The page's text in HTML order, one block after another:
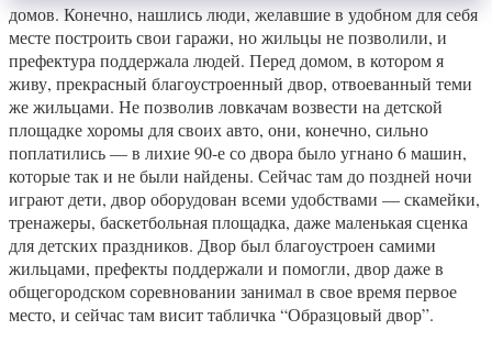
домов. Конечно, нашлись люди, желавшие в удобном для себя
месте построить свои гаражи, но жильцы не позволили, и
префектура поддержала людей. Перед домом, в котором я
живу, прекрасный благоустроенный двор, отвоеванный теми
же жильцами. Не позволив ловкачам возвести на детской
площадке хоромы для своих авто, они, конечно, сильно
поплатились — в лихие 90-е со двора было угнано 6 машин,
которые так и не были найдены. Сейчас там до поздней ночи
играют дети, двор оборудован всеми удобствами — скамейки,
тренажеры, баскетбольная площадка, даже маленькая сценка
для детских праздников. Двор был благоустроен самими
жильцами, префекты поддержали и помогли, двор даже в
общегородском соревновании занимал в свое время первое
место, и сейчас там висит табличка “Образцовый двор”.